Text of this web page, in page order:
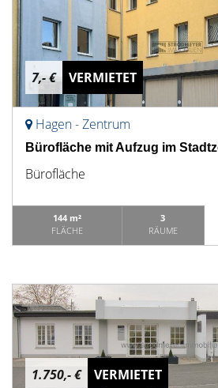
7,- € VERMIETET
Hagen - Zentrum
Bürofläche mit Aufzug im
Bürofläche
144 m²
FLÄCHE
3
RÄUME
1.750,- € VERMIETET